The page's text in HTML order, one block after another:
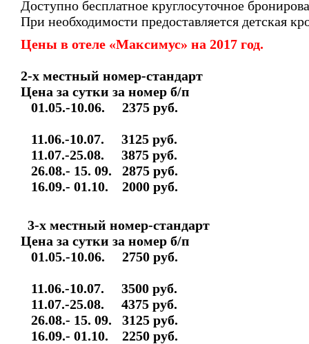
Доступно бесплатное круглосуточное
При необходимости предоставляется детская
Цены в отеле «Максимус» на 2017 год.
2-х местный номер-стандарт
Цена за сутки за номер б/п
01.05.-10.06. 2375
11.06.-10.07. 3125
11.07.-25.08. 3875
26.08.- 15. 09. 2875 руб.
16.09.- 01.10. 2000
3-х местный номер-стандарт
Цена за сутки за номер б/п
01.05.-10.06. 2750
11.06.-10.07. 3500
11.07.-25.08. 4375
26.08.- 15. 09. 3125 руб.
16.09.- 01.10. 2250